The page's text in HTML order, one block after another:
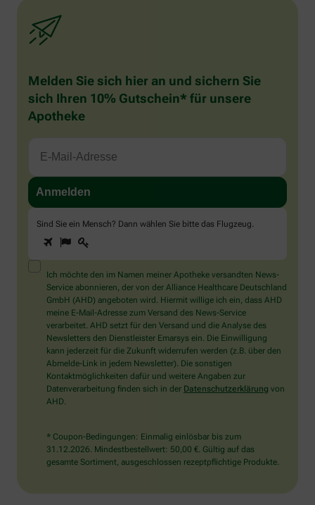
Melden Sie sich hier an und sichern Sie
sich Ihren 10% Gutschein* für unsere
Apotheke
Sind Sie ein Mensch? Dann wählen Sie bitte das Flugzeug
Sind
Sie
ein
Mensch?
Dann
wählen
Sie
bitte
das
Flugzeug.
1 2
Ich möchte den im Namen meiner Apotheke versandten News-
Service abonnieren, der von der Alliance Healthcare Deutschland
GmbH (AHD) angeboten wird. Hiermit willige ich ein, dass AHD
meine E-Mail-Adresse zum Versand des News-Service
verarbeitet. AHD setzt für den Versand und die Analyse des
Newsletters den Dienstleister Emarsys ein. Die Einwilligung
kann jederzeit für die Zukunft widerrufen werden (z.B. über den
Abmelde-Link in jedem Newsletter). Die sonstigen
Kontaktmöglichkeiten dafür und weitere Angaben zur
Datenverarbeitung finden sich in der Datenschutzerklärung von
AHD.
* Coupon-Bedingungen: Einmalig einlösbar bis zum
31.12.2026. Mindestbestellwert: 50,00 €. Gültig auf das
gesamte Sortiment, ausgeschlossen rezeptpflichtige Produkte.